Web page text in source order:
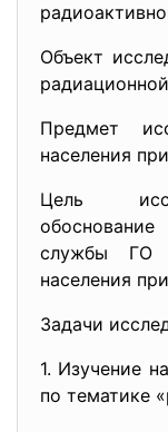
Объект
Предмет
населения
Цель
службы ГО
населения
Задачи
1. Изучение
по тематике